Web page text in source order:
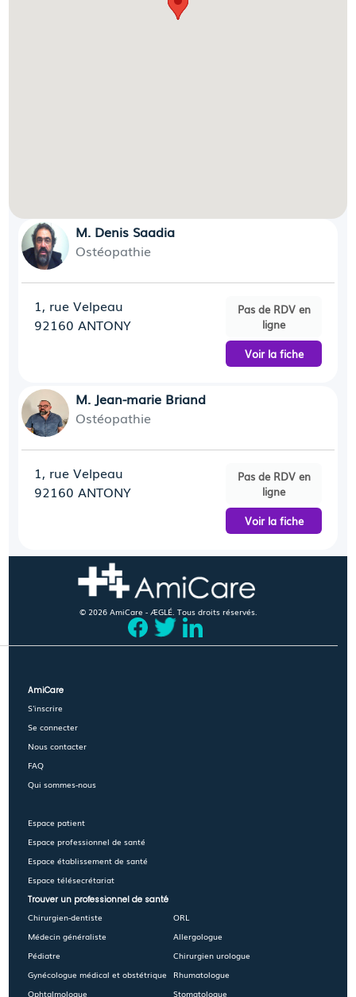
M. Denis Saadia
Ostéopathie
1, rue Velpeau
92160 ANTONY
Pas de RDV en
ligne
Voir la fiche
M. Jean-marie Briand
Ostéopathie
1, rue Velpeau
92160 ANTONY
Pas de RDV en
ligne
Voir la fiche
© 2026 AmiCare - ÆGLÉ. Tous droits réservés.
AmiCare
S'inscrire
Se connecter
Nous contacter
FAQ
Qui sommes-nous
Espace patient
Espace professionnel de santé
Espace établissement de santé
Espace télésecrétariat
Trouver un professionnel de santé
Chirurgien-dentiste
Médecin généraliste
Pédiatre
Gynécologue médical et obstétrique
Ophtalmologue
ORL
Allergologue
Chirurgien urologue
Rhumatologue
Stomatologue